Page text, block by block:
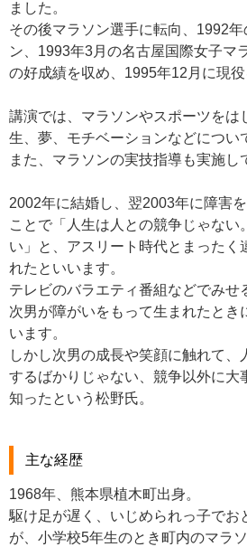
ました。
その後マラソン選手に転向、1992
ン、1993年3月の名古屋国際女子マ
の好成績を収め、1995年12月に現役
講演では、マラソンやスポーツをは
生、夢、モチベーションなどについ
また、マラソンの実技指導も実施し
2002年に結婚し、翌2003年に障害
ことで「人生は人との競争じゃない
い」と、アスリート時代とまったく
れたといいます。
テレビのバラエティ番組などでみせ
次男が障がいをもって生まれたとき
います。
しかし次男の成長や笑顔に触れて、
するばかりじゃない、競争以外に大
知ったという松野氏。
主な経歴
1968年、熊本県植木町出身。
駆け足が遅く、いじめられっ子でお
が、小学校5年生のとき町内のマラ